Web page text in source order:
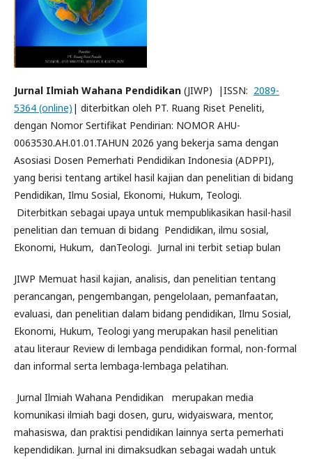
Jurnal Ilmiah Wahana Pendidikan (JIWP) |ISSN: 2089-
5364 (online) | diterbitkan oleh PT. Ruang Riset Peneliti,
dengan Nomor Sertifikat Pendirian: NOMOR AHU-
0063530.AH.01.01.TAHUN 2026 yang bekerja sama dengan
Asosiasi Dosen Pemerhati Pendidikan Indonesia (ADPPI),
yang berisi tentang artikel hasil kajian dan penelitian di bidang
Pendidikan, Ilmu Sosial, Ekonomi, Hukum, Teologi.
Diterbitkan sebagai upaya untuk mempublikasikan hasil-hasil
penelitian dan temuan di bidang Pendidikan, ilmu sosial,
Ekonomi, Hukum, danTeologi. Jurnal ini terbit setiap bulan
JIWP Memuat hasil kajian, analisis, dan penelitian tentang
perancangan, pengembangan, pengelolaan, pemanfaatan,
evaluasi, dan penelitian dalam bidang pendidikan, Ilmu Sosial,
Ekonomi, Hukum, Teologi yang merupakan hasil penelitian
atau literaur Review di lembaga pendidikan formal, non-formal
dan informal serta lembaga-lembaga pelatihan.
Jurnal Ilmiah Wahana Pendidikan merupakan media
komunikasi ilmiah bagi dosen, guru, widyaiswara, mentor,
mahasiswa, dan praktisi pendidikan lainnya serta pemerhati
kependidikan. Jurnal ini dimaksudkan sebagai wadah untuk